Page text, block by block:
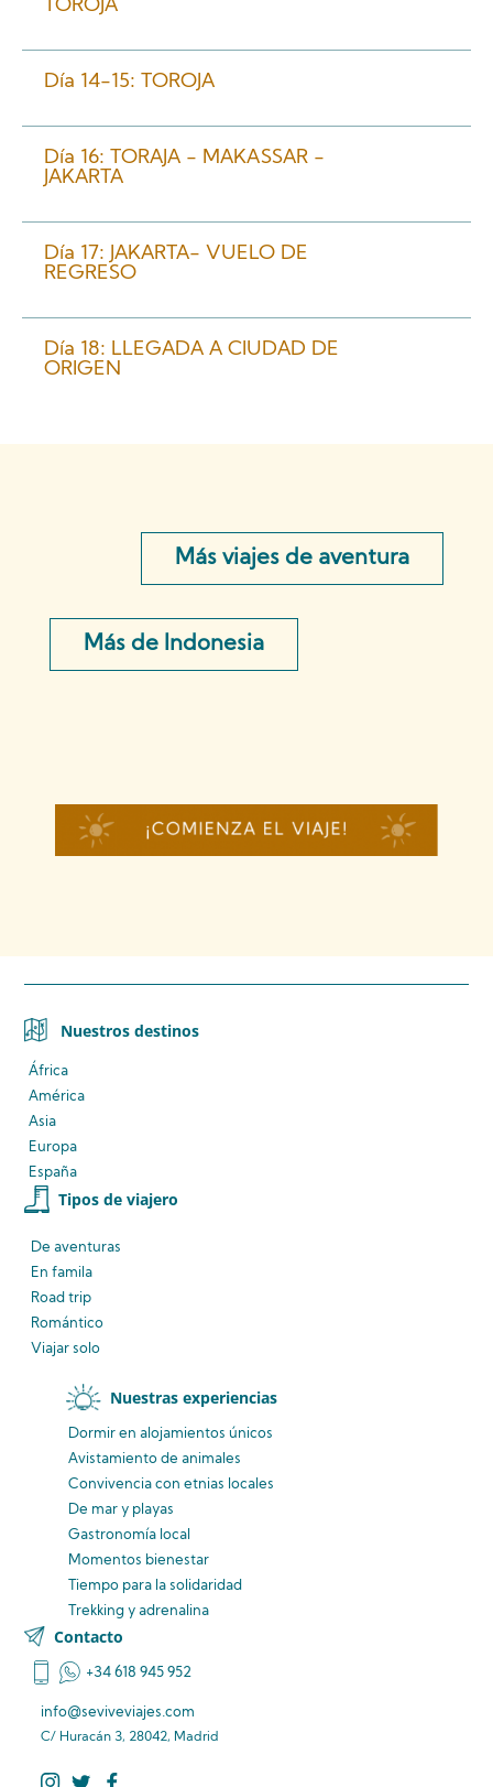
TOROJA
Día 14-15: TOROJA
Día 16: TORAJA - MAKASSAR -
JAKARTA
Día 17: JAKARTA- VUELO DE
REGRESO
Día 18: LLEGADA A CIUDAD DE
ORIGEN
Más viajes de aventura
Más de Indonesia
Nuestros destinos
África
América
Asia
Europa
España
Tipos de viajero
De aventuras
En famila
Road trip
Romántico
Viajar solo
Nuestras experiencias
Dormir en alojamientos únicos
Avistamientode animales
Convivenciacon etnias locales
De mar y playas
Gastronomía local
Momentos bienestar
Tiempo para la solidaridad
Trekking y adrenalina
Contacto
+34 618 945 952
info@seviveviajes.com
C/ Huracán 3, 28042, Madrid